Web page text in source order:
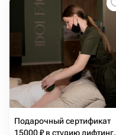
Подарочный сертификат
15000 ₽ в студию лифтинг-